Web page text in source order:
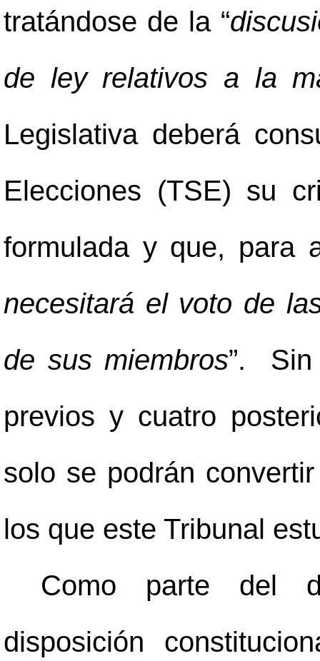
tratándose de la “
de ley relativos a la
Legislativa deberá
Elecciones (TSE) su
formulada y que, para
necesitará el voto de
de sus miembros”. Sin
previos y cuatro
solo se podrán
los que este Tribunal
Como parte del
disposición